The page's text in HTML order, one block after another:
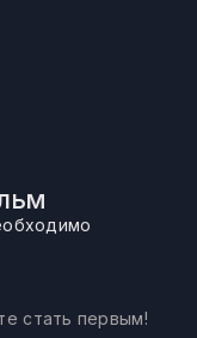
стать первым!